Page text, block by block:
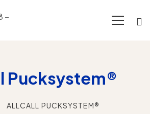
Pucksystem®
ALLCALL PUCKSYSTEM®